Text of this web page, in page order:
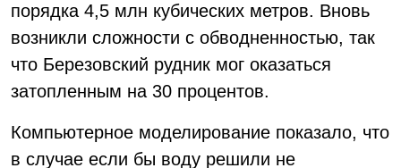
порядка 4,5 млн кубических метров. Вновь
возникли сложности с обводненностью, так
что Березовский рудник мог оказаться
затопленным на 30 процентов.
Компьютерное моделирование показало, что
в случае если бы воду решили не